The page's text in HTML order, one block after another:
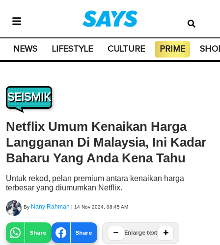
NEWS LIFESTYLE CULTURE PRIME
SEISMIK
Netflix Umum Kenaikan Harga
Langganan Di Malaysia, Ini Kadar
Baharu Yang Anda Kena Tahu
Untuk rekod, pelan premium antara kenaikan harga
terbesar yang diumumkan Netflix.
By Nany Rahman | 14 Nov 2024, 08:45 AM
Share Share − Enlarge text +